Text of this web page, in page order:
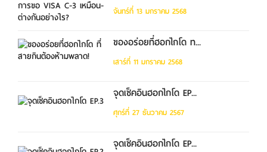
จันทร์ที่ 13 มกราคม 2568
ของอร่อยที่ฮอกไกโด ท...
เสาร์ที่ 11 มกราคม 2568
จุดเช็คอินฮอกไกโด EP...
ศุกร์ที่ 27 ธันวาคม 2567
จุดเช็คอินฮอกไกโด EP...